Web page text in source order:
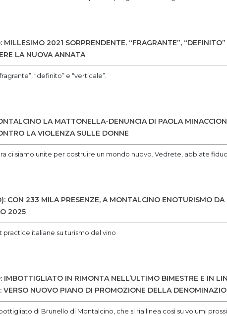
2021 SORPRENDENTE. “FRAGRANTE”, “DEFINITO”
LA NUOVA ANNATA
“definito” e “verticale”.
LA MATTONELLA-DENUNCIA DI PAOLA
LA VIOLENZA SULLE DONNE
ci siamo unite per costruire un mondo nuovo. Vedrete, abbiate
CON 233 MILA PRESENZE, A MONTALCINO ENOTURISMO DA
2025
italiane su turismo del vino
IMBOTTIGLIATO IN RIMONTA NELL’ULTIMO BIMESTRE E IN
VERSO NUOVO PIANO DI PROMOZIONE DELLA
di Brunello di Montalcino, che si riallinea così su volumi